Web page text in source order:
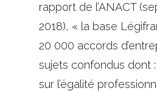
rapport de l’ANACT
2018), « la base
20 000 accords
sujets confondus dont
sur l’égalité